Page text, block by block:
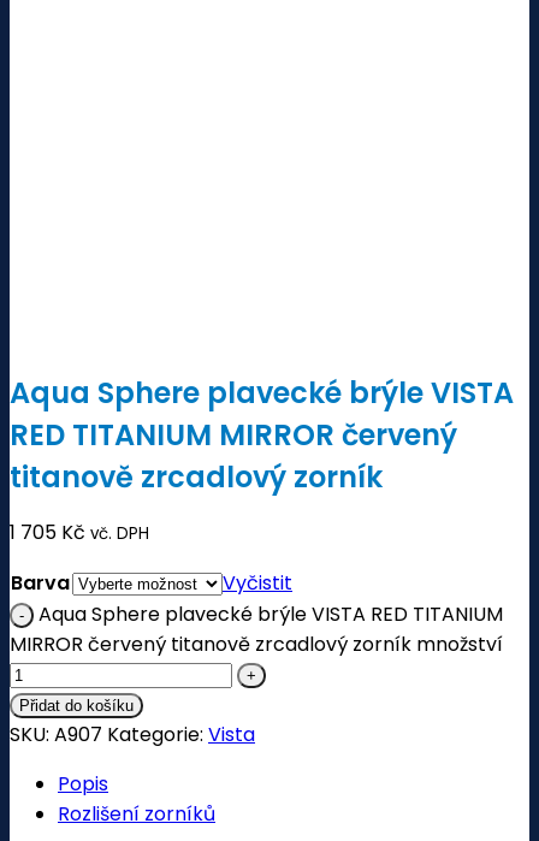
Aqua Sphere plavecké brýle VISTA
RED TITANIUM MIRROR červený
titanově zrcadlový zorník
1 705 Kč vč. DPH
Barva
Vyčistit
Aqua Sphere plavecké brýle VISTA RED TITANIUM
MIRROR červený titanově zrcadlový zorník množství
Přidat do košíku
SKU: A907 Kategorie: Vista
Popis
Rozlišení zorníků